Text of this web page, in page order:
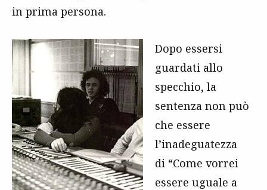
in prima persona.
Dopo essersi
guardati allo
specchio, la
sentenza non può
che essere
l’inadeguatezza
di “Come vorrei
essere uguale a